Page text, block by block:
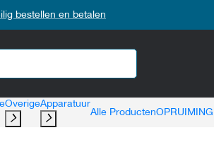
bestellen en betalen
OverigeApparatuur
Alle ProductenOPRUIMING